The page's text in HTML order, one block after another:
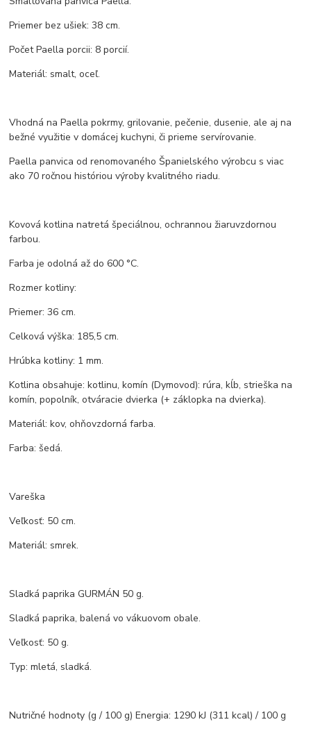
Priemer bez ušiek: 38 cm.
Počet Paella porcii: 8 porcií.
Materiál: smalt, oceľ.
Vhodná na Paella pokrmy, grilovanie, pečenie, dusenie, ale aj na
bežné využitie v domácej kuchyni, či prieme servírovanie.
Paella panvica od renomovaného Španielského výrobcu s viac
ako 70 ročnou históriou výroby kvalitného riadu.
Kovová kotlina natretá špeciálnou, ochrannou žiaruvzdornou
farbou.
Farba je odolná až do 600 °C.
Rozmer kotliny:
Priemer: 36 cm.
Celková výška: 185,5 cm.
Hrúbka kotliny: 1 mm.
Kotlina obsahuje: kotlinu, komín (Dymovod): rúra, kĺb, strieška na
komín, popolník, otváracie dvierka (+ záklopka na dvierka).
Materiál: kov, ohňovzdorná farba.
Farba: šedá.
Vareška
Veľkosť: 50 cm.
Materiál: smrek.
Sladká paprika GURMÁN 50 g.
Sladká paprika, balená vo vákuovom obale.
Veľkosť: 50 g.
Typ: mletá, sladká.
Nutričné hodnoty (g / 100 g) Energia: 1290 kJ (311 kcal) / 100 g